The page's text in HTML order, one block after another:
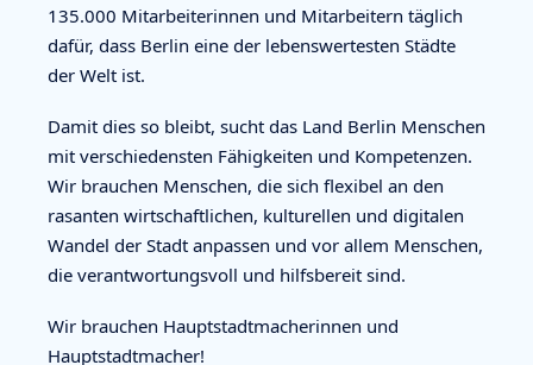
135.000 Mitarbeiterinnen und Mitarbeitern täglich
dafür, dass Berlin eine der lebenswertesten Städte
der Welt ist.
Damit dies so bleibt, sucht das Land Berlin Menschen
mit verschiedensten Fähigkeiten und Kompetenzen.
Wir brauchen Menschen, die sich flexibel an den
rasanten wirtschaftlichen, kulturellen und digitalen
Wandel der Stadt anpassen und vor allem Menschen,
die verantwortungsvoll und hilfsbereit sind.
Wir brauchen Hauptstadtmacherinnen und
Hauptstadtmacher!